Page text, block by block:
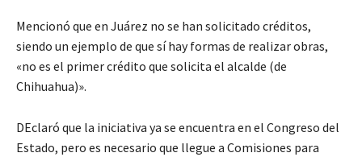
Mencionó que en Juárez no se han solicitado créditos,
siendo un ejemplo de que sí hay formas de realizar obras,
«no es el primer crédito que solicita el alcalde (de
Chihuahua)».
DEclaró que la iniciativa ya se encuentra en el Congreso del
Estado, pero es necesario que llegue a Comisiones para